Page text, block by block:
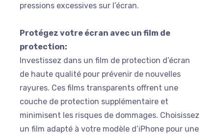
pressions excessives sur l’écran.
Protégez votre écran avec un film de
protection:
Investissez dans un film de protection d’écran
de haute qualité pour prévenir de nouvelles
rayures. Ces films transparents offrent une
couche de protection supplémentaire et
minimisent les risques de dommages. Choisissez
un film adapté à votre modèle d’iPhone pour une